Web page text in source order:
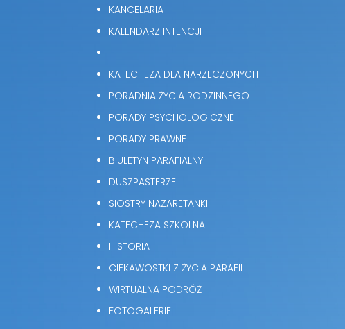
KANCELARIA
KALENDARZ INTENCJI
KATECHEZA DLA NARZECZONYCH
PORADNIA ŻYCIA RODZINNEGO
PORADY PSYCHOLOGICZNE
PORADY PRAWNE
BIULETYN PARAFIALNY
DUSZPASTERZE
SIOSTRY NAZARETANKI
KATECHEZA SZKOLNA
HISTORIA
CIEKAWOSTKI Z ŻYCIA PARAFII
WIRTUALNA PODRÓŻ
FOTOGALERIE